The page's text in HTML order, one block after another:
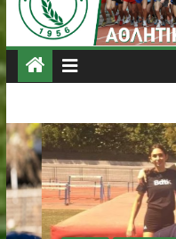
Μετάλλια για τα παιδιά
Ελλάς-Κύπρος
Έξι αθλητές του ΑΟ
Κ18